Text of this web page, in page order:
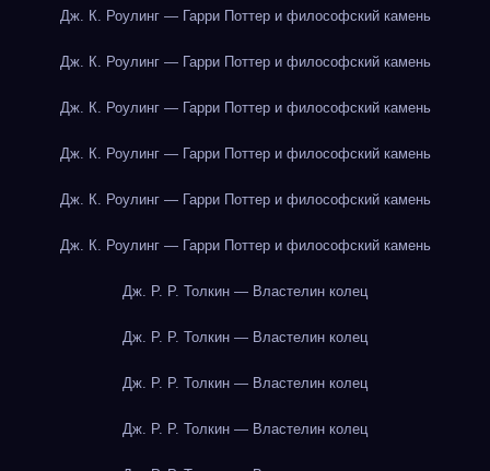
Дж. К. Роулинг — Гарри Поттер и философский камень
Дж. К. Роулинг — Гарри Поттер и философский камень
Дж. К. Роулинг — Гарри Поттер и философский камень
Дж. К. Роулинг — Гарри Поттер и философский камень
Дж. К. Роулинг — Гарри Поттер и философский камень
Дж. К. Роулинг — Гарри Поттер и философский камень
Дж. Р. Р. Толкин — Властелин колец
Дж. Р. Р. Толкин — Властелин колец
Дж. Р. Р. Толкин — Властелин колец
Дж. Р. Р. Толкин — Властелин колец